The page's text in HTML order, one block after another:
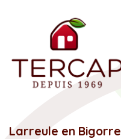
Larreule en Bigorre